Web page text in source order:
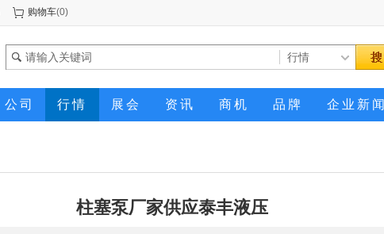
购物车(0)
公司 行情 展会 资讯 商机 品牌 企业新闻
柱塞泵厂家供应泰丰液压